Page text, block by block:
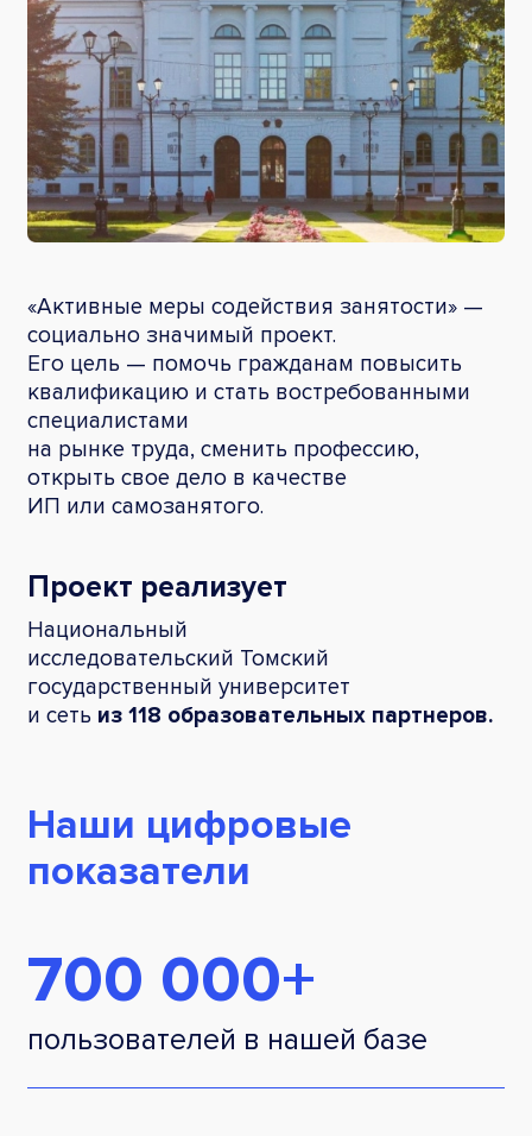
«Активные меры содействия занятости» —
социально значимый проект.
Его цель — помочь гражданам повысить
квалификацию и стать востребованными
специалистами
на рынке труда, сменить профессию,
открыть свое дело в качестве
ИП или самозанятого.
Проект реализует
Национальный
исследовательский Томский
государственный университет
и сеть из 118 образовательных партнеров.
Наши цифровые
показатели
700 000+
пользователей в нашей базе